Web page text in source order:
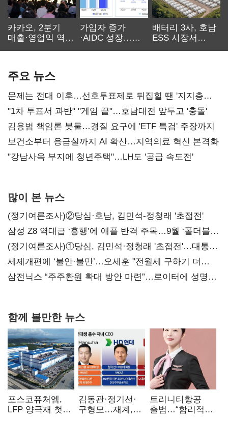
카카오, 2분기
매출·영업익 역대
가입자 증가
·AIDC 성장…
배터리 3사, 호남
ESS 시장서
주요 뉴스
문제는 전대 이후…선호투표제로 뒤집힐 땐 '지지층
불복'
"1차 투표서 과반" "게임 끝"…호남대전 앞두고 '충돌'
김용범 책임론 봇물…경질 요구에 'ETF 특검' 주장까지
보건소부터 응급실까지 AI 확산…지역의료 혁신 본격화
"강남사옥 부지에 청년주택"…LH도 '공급 속도전'
많이 본 뉴스
(정기여론조사)②당심·호남, 김민석-정청래 '초접전'
삼성 Z8 역대급 ‘흥행’에 애플 반격 주목…9월 ‘폴더블
대전’
(정기여론조사)①당심, 김민석·정청래 '초접전'…대통령
지지도 '50% 아래로'(종합)
세제개편에 ‘불안·불만’…오세훈 "전월세 구하기 더
힘들어질 것"
삼전닉스 “주주환원 확대 방안 마련”…로이터에 성명
함께 볼만한 뉴스
포스코퓨처엠,
LFP 양극재 첫
김동관·정기선·
구형모…재계,
트리니티항공
출범…“합리적